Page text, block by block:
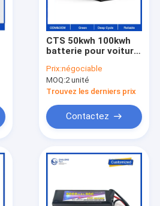
CTS 50kwh 100kwh
batterie pour voiture
Li Ion LiFePO4 pour
voiture, 614V 100kwh
batterie pour voiture
pour voiture
Prix:négociable
MOQ:2 unité
Trouvez les derniers prix
Contactez